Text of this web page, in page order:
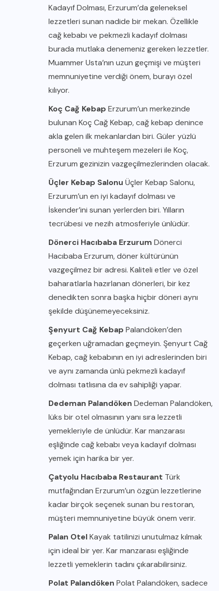
Kadayıf Dolması, Erzurum’da geleneksel
lezzetleri sunan nadide bir mekan. Özellikle
cağ kebabı ve pekmezli kadayıf dolması
burada mutlaka denemeniz gereken lezzetler.
Muammer Usta’nın uzun geçmişi ve müşteri
memnuniyetine verdiği önem, burayı özel
kılıyor.
Koç Cağ Kebap Erzurum’un merkezinde
bulunan Koç Cağ Kebap, cağ kebap denince
akla gelen ilk mekanlardan biri. Güler yüzlü
personeli ve muhteşem mezeleri ile Koç,
Erzurum gezinizin vazgeçilmezlerinden olacak.
Üçler Kebap Salonu Üçler Kebap Salonu,
Erzurum’un en iyi kadayıf dolması ve
İskender’ini sunan yerlerden biri. Yılların
tecrübesi ve nezih atmosferiyle ünlüdür.
Dönerci Hacıbaba Erzurum Dönerci
Hacıbaba Erzurum, döner kültürünün
vazgeçilmez bir adresi. Kaliteli etler ve özel
baharatlarla hazırlanan dönerleri, bir kez
denedikten sonra başka hiçbir döneri aynı
şekilde düşünemeyeceksiniz.
Şenyurt Cağ Kebap Palandöken’den
geçerken uğramadan geçmeyin. Şenyurt Cağ
Kebap, cağ kebabının en iyi adreslerinden biri
ve aynı zamanda ünlü pekmezli kadayıf
dolması tatlısına da ev sahipliği yapar.
Dedeman Palandöken Dedeman Palandöken,
lüks bir otel olmasının yanı sıra lezzetli
yemekleriyle de ünlüdür. Kar manzarası
eşliğinde cağ kebabı veya kadayıf dolması
yemek için harika bir yer.
Çatyolu Hacıbaba Restaurant Türk
mutfağından Erzurum’un özgün lezzetlerine
kadar birçok seçenek sunan bu restoran,
müşteri memnuniyetine büyük önem verir.
Palan OtelKayak tatilinizi unutulmaz kılmak
için ideal bir yer. Kar manzarası eşliğinde
lezzetli yemeklerin tadını çıkarabilirsiniz.
Polat Palandöken Polat Palandöken, sadece